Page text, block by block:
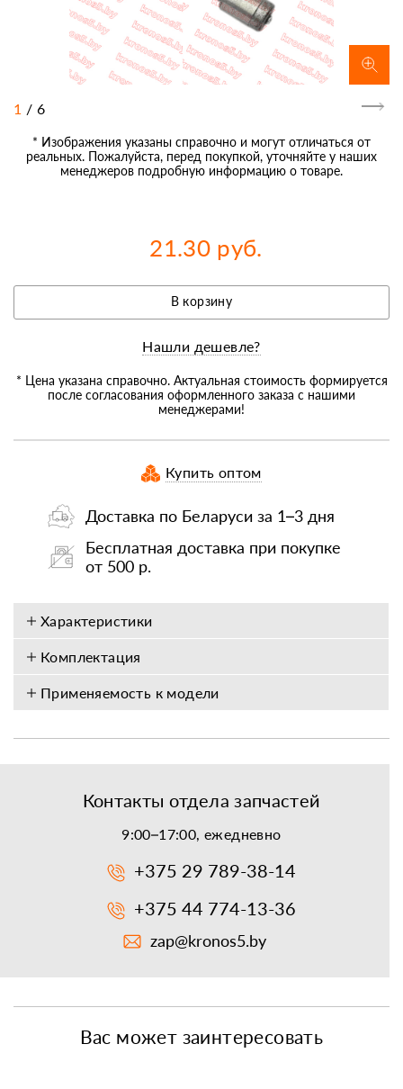
1 / 6
* Изображения указаны справочно и могут отличаться от
реальных. Пожалуйста, перед покупкой, уточняйте у наших
менеджеров подробную информацию о товаре.
21.30 руб.
В корзину
Нашли дешевле?
* Цена указана справочно. Актуальная стоимость формируется
после согласования оформленного заказа с нашими
менеджерами!
Купить оптом
Доставка по Беларуси за 1–3 дня
Бесплатная доставка при покупке
от 500 р.
Характеристики
Комплектация
Применяемость к модели
Контакты отдела запчастей
9:00–17:00, ежедневно
+375 29 789-38-14
+375 44 774-13-36
zap@kronos5.by
Вас может заинтересовать